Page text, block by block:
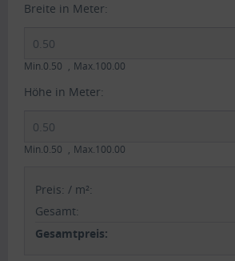
Breite in Meter:
Min.0.50 Max.100.00
Höhe in Meter:
Min.0.50 Max.100.00
Preis: / m²:
Gesamt:
Gesamtpreis: